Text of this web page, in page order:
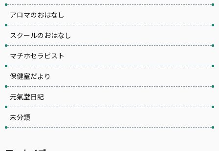
アロマのおはなし
スクールのおはなし
マチホセラピスト
保健室だより
元氣堂日記
未分類